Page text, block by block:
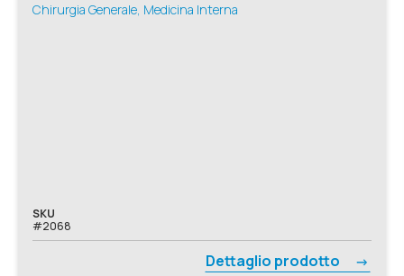
Chirurgia Generale, Medicina Interna
SKU
#2068
Dettaglio prodotto